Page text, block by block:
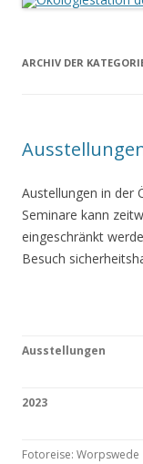
ARCHIV DER
Austellungen in der
Seminare kann
eingeschränkt
Besuch
Ausstellungen
2023
Fotoreise: Worpswede